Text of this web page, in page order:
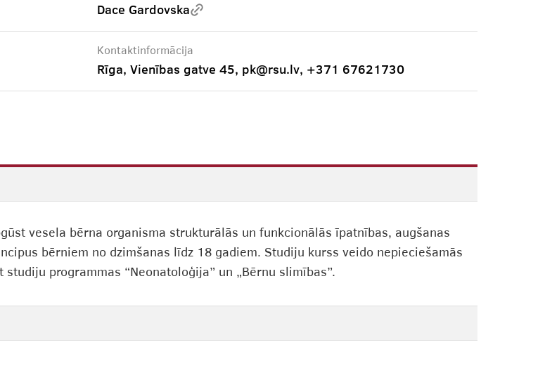
Dace Gardovska
Kontaktinformācija
Rīga, Vienības gatve 45, pk@rsu.lv, +371 67621730
vesela bērna organisma strukturālās un funkcionālās īpatnības, augšanas
bērniem no dzimšanas līdz 18 gadiem. Studiju kurss veido nepieciešamās
programmas “Neonatoloģija” un „Bērnu slimības”.